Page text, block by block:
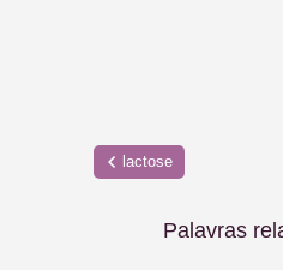
lactose
Palavras